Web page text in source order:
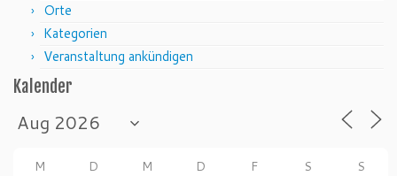
Orte
Kategorien
Veranstaltung ankündigen
Kalender
M D M D F S S